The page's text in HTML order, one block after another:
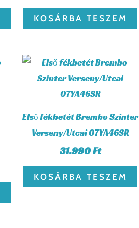
KOSÁRBA TESZEM
Első fékbetét Brembo Szinter
Verseny/Utcai 07YA46SR
31.990Ft
KOSÁRBA TESZEM